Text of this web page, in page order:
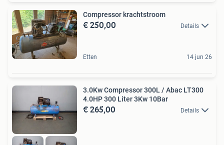
Compressor krachtstroom
€ 250,00 Details
Etten 14 jun 26
3.0Kw Compressor 300L / Abac LT300
4.0HP 300 Liter 3Kw 10Bar
€ 265,00 Details